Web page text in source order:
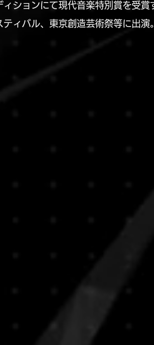
ィションにて現代音楽特別賞を受
ティバル、東京創造芸術祭等に出演